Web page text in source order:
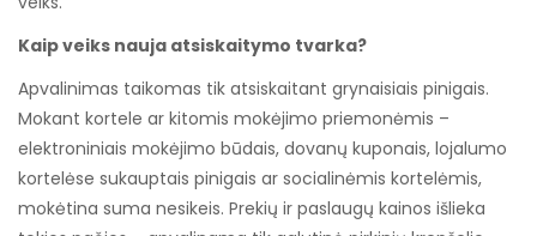
Kaip veiks nauja atsiskaitymo tvarka?
Apvalinimas taikomas tik atsiskaitant grynaisiais pinigais.
Mokant kortele ar kitomis mokėjimo priemonėmis –
elektroniniais mokėjimo būdais, dovanų kuponais, lojalumo
kortelėse sukauptais pinigais ar socialinėmis kortelėmis,
mokėtina suma nesikeis. Prekių ir paslaugų kainos išlieka